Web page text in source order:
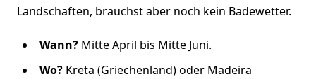
Landschaften, brauchst aber noch kein Badewetter.
Wann? Mitte April bis Mitte Juni.
Wo? Kreta (Griechenland) oder Madeira